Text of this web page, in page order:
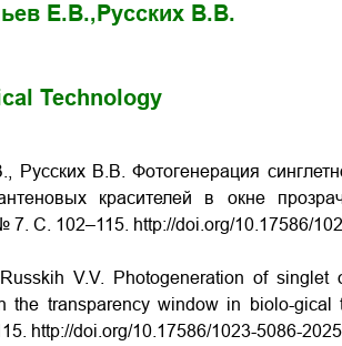
Е.В., Русских В.В.
Technology
Русских В.В. Фотогенерация
красителей в окне
7. С. 102–115. http://doi.org/10.17586/
V.V. Photogeneration of
the transparency window in biolo-gical
http://doi.org/10.17586/1023-5086-